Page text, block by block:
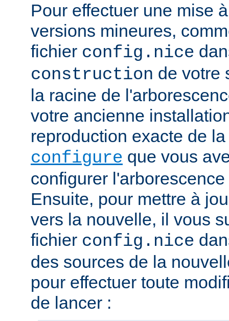
Pour effectuer une mise
versions mineures,
fichier config.nice
construction de votre
la racine de
votre ancienne
reproduction exacte de
configure que vous
configurer
Ensuite, pour mettre à
vers la nouvelle, il vous
fichier config.nice
des sources de la
pour effectuer toute
de lancer :